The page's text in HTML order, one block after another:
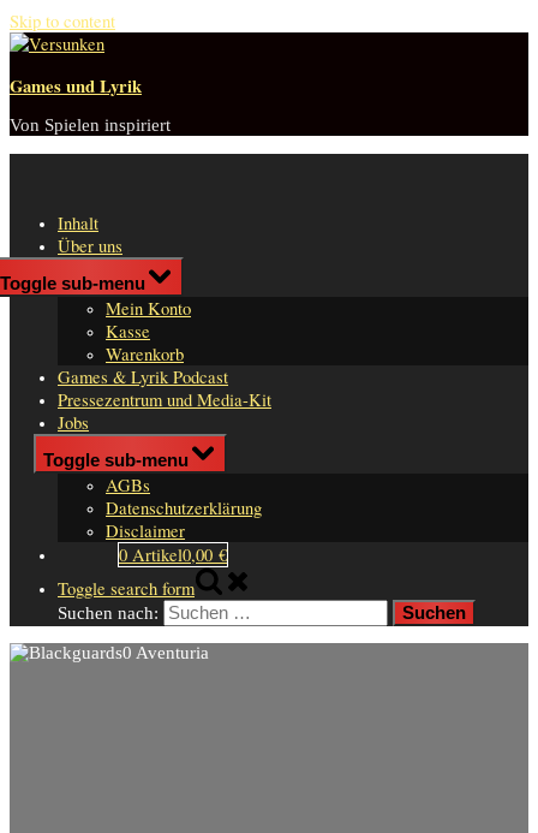
Skip to content
Games und Lyrik
Von Spielen inspiriert
Inhalt
Über uns
Shop
Toggle sub-menu
Mein Konto
Kasse
Warenkorb
Games & Lyrik Podcast
Pressezentrum und Media-Kit
Jobs
Impressum
Toggle sub-menu
AGBs
Datenschutzerklärung
Disclaimer
0 Artikel0,00 €
Toggle search form
Suchen nach: